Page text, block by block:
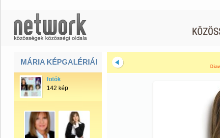
MÁRIA KÉPGALÉRIÁI
fotók
142 kép